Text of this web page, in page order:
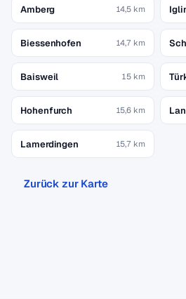
Amberg 14,5 km
Biessenhofen 14,7 km
Baisweil 15 km
Hohenfurch 15,6 km
Lamerdingen 15,7 km
Zurück zur Karte